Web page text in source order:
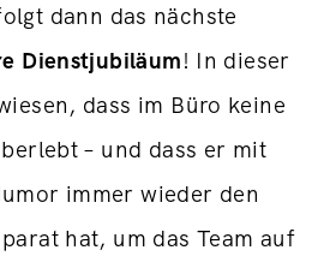
dann das nächste
Dienstjubiläum! In dieser
dass im Büro keine
– und dass er mit
immer wieder den
hat, um das Team auf